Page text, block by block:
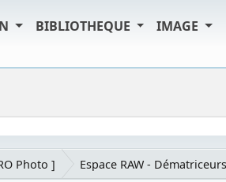
BIBLIOTHEQUE IMAGE
Photo ] Espace RAW - Dématriceurs